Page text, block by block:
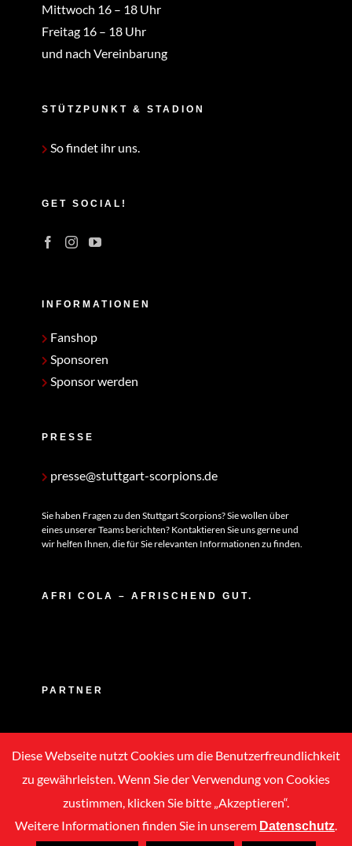
Mittwoch 16 – 18 Uhr
Freitag 16 – 18 Uhr
und nach Vereinbarung
STÜTZPUNKT & STADION
So findet ihr uns.
GET SOCIAL!
INFORMATIONEN
Fanshop
Sponsoren
Sponsor werden
PRESSE
presse@stuttgart-scorpions.de
Sie haben Fragen zu den Stuttgart Scorpions? Sie wollen über
eines unserer Teams berichten? Kontaktieren Sie uns gerne und
wir helfen Ihnen, die für Sie relevanten Informationen zu finden.
AFRI COLA – AFRISCHEND GUT.
PARTNER
Diese Webseite nutzt Cookies um die Benutzerfreundlichkeit
zu gewährleisten. Wenn Sie der Verwendung von Cookies
zustimmen, klicken Sie bitte „Akzeptieren“.
Weitere Informationen finden Sie in unserem Datenschutz.